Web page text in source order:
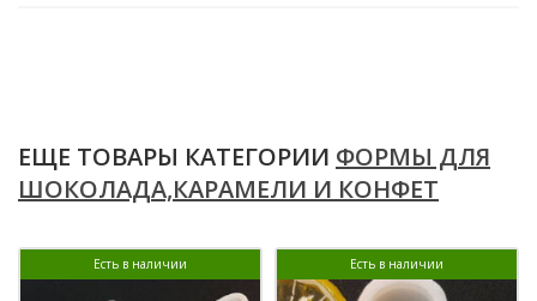
ЕЩЕ ТОВАРЫ КАТЕГОРИИ ФОРМЫ ДЛЯ
ШОКОЛАДА,КАРАМЕЛИ И КОНФЕТ
Есть в наличии Есть в наличии